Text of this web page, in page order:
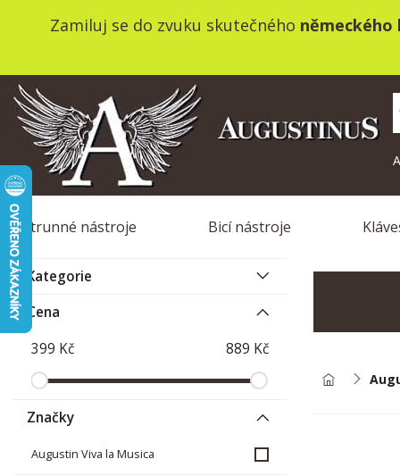
Zamiluj se do zvuku skutečného německého
Strunné nástroje Bicí nástroje
Kategorie
Cena
Značky
Augustin Viva la Musica